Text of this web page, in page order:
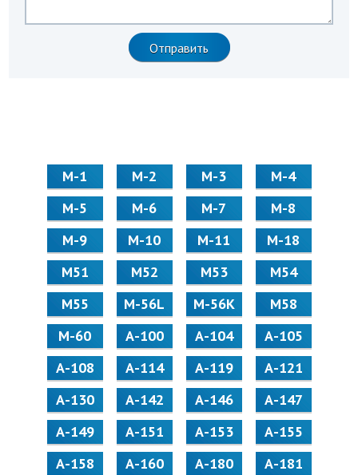
М-1 М-2 М-3
М-4
М-5
М-6 М-7
М-8
М-9
М-10 М-11
М-18
М51
М52 М53
М54
М55
M-56L M-56K
М58
M-60
А-100 А-104
А-105
А-108
А-114 А-119
А-121
А-130
А-142 А-146
А-147
А-149
А-151 А-153
А-155
А-158
А-160 А-180
А-181